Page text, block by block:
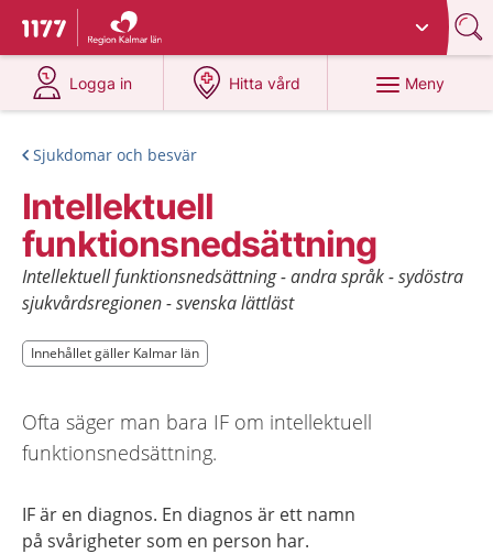
Till startsidan för 1177
Du har valt region
Logga in
på 1177.se
Hitta vård
på 1177.se
Meny
Sjukdomar och besvär
Intellektuell
funktionsnedsättning
Intellektuell funktionsnedsättning - andra språk - sydöstra
sjukvårdsregionen - svenska lättläst
Innehållet gäller Kalmar län
Innehållet gäller Kalmar län
Ofta säger man bara IF om intellektuell
funktionsnedsättning.
IF är en diagnos. En diagnos är ett namn
på svårigheter som en person har.